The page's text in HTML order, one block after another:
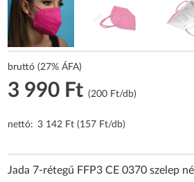
bruttó (27% ÁFA)
3 990 Ft(200 Ft/db)
nettó: 3 142 Ft (157 Ft/db)
Jada 7-rétegű FFP3 CE 0370 szelep